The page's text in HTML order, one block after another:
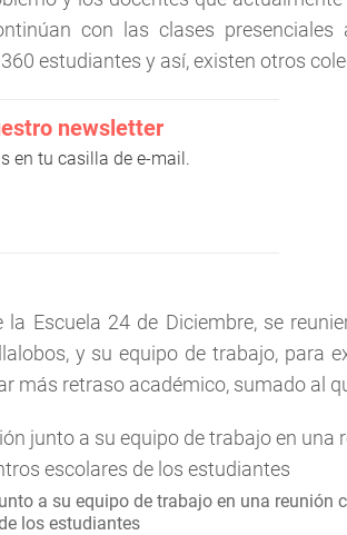
con las clases
estudiantes y así, existen otros
newsletter
en tu casilla de e-mail.
la Escuela 24 de Diciembre, se
y su equipo de trabajo, para
más retraso académico, sumado al
a su equipo de trabajo en una reunión
los estudiantes